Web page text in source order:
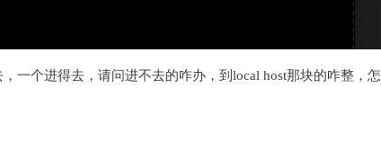
一个进得去，请问进不去的咋办，到local host那块的咋整，怎